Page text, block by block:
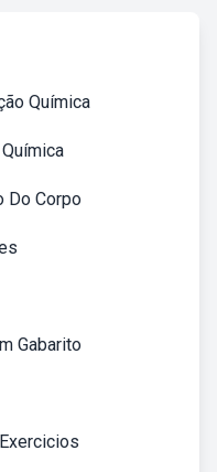
Química
Do Corpo
Gabarito